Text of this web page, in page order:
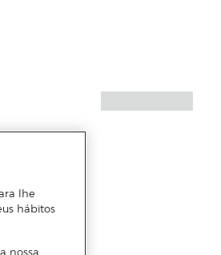
lhe
hábitos
nossa